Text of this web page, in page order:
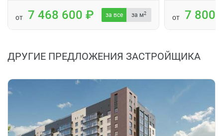
от 7 468 600 за все за м2
от 7 800
ДРУГИЕ ПРЕДЛОЖЕНИЯ ЗАСТРОЙЩИКА